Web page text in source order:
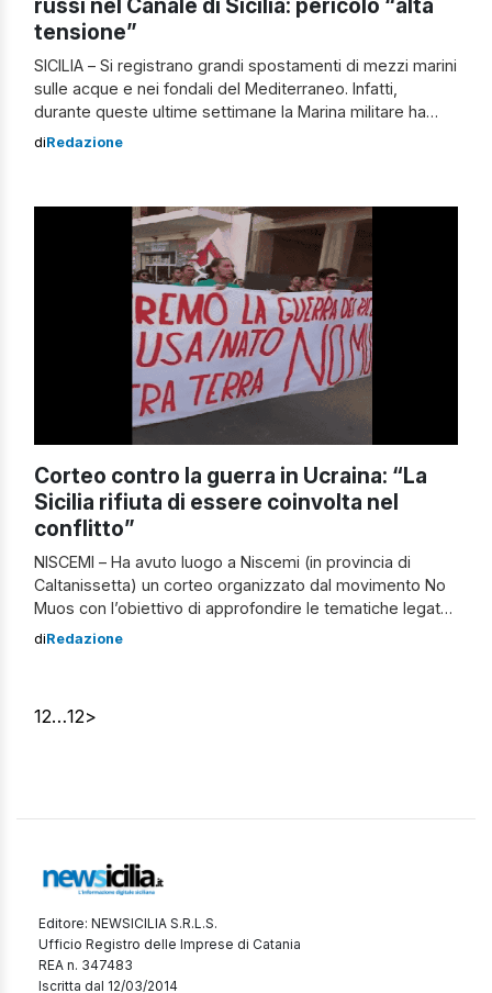
russi nel Canale di Sicilia: pericolo “alta
tensione”
SICILIA – Si registrano grandi spostamenti di mezzi marini
sulle acque e nei fondali del Mediterraneo. Infatti,
durante queste ultime settimane la Marina militare ha
evidenziato nelle acque italiane lo spostamento di rotta
tenere sotto controllo […]
diRedazione
Corteo contro la guerra in Ucraina: “La
Sicilia rifiuta di essere coinvolta nel
conflitto”
NISCEMI – Ha avuto luogo a Niscemi (in provincia di
Caltanissetta) un corteo organizzato dal movimento No
Muos con l’obiettivo di approfondire le tematiche legate
alla guerra in Ucraina. Gli organizzatori hanno spiegato il
diRedazione
12…12>
Editore: NEWSICILIA S.R.L.S.
Ufficio Registro delle Imprese di Catania
REA n. 347483
Iscritta dal 12/03/2014